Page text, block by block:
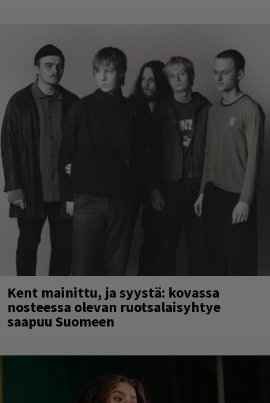
Kent mainittu, ja syystä: kovassa
nosteessa olevan ruotsalaisyhtye
saapuu Suomeen